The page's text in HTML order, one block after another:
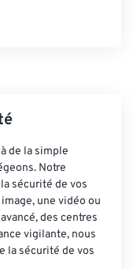
de la simple
Notre
sécurité de vos
une vidéo ou
des centres
vigilante, nous
la sécurité de vos